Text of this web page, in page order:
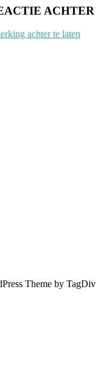
ACHTER
achter te laten
Theme by TagDiv